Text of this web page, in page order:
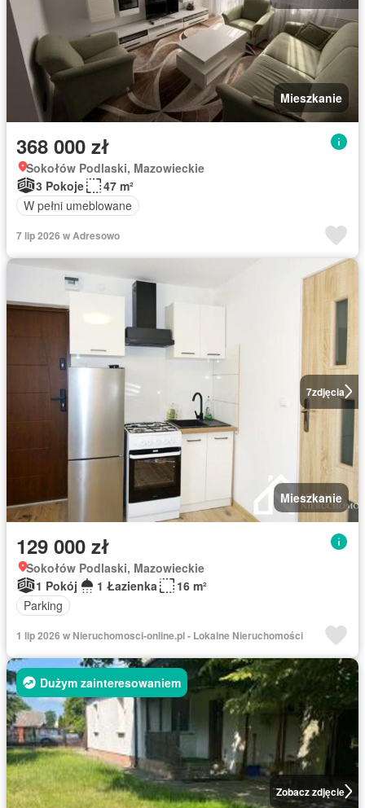
Mieszkanie
368 000 zł
Sokołów Podlaski, Mazowieckie
3 Pokoje
47 m²
W pełni umeblowane
7 lip 2026 w Adresowo
7zdjęcia
Mieszkanie
129 000 zł
Sokołów Podlaski, Mazowieckie
1 Pokój
1 Łazienka
16 m²
Parking
1 lip 2026 w Nieruchomosci-online.pl - Lokalne Nieruchomości
Zobacz zdjęcie
Dużym zainteresowaniem